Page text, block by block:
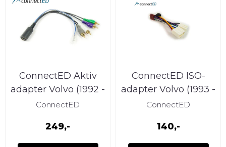
ConnectED Aktiv
adapter Volvo (1992 -
2007)
ConnectED
249,-
ConnectED ISO-
adapter Volvo (1993 -
2000)
ConnectED
140,-